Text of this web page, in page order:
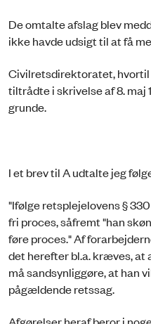
De omtalte afslag blev
ikke havde udsigt til at få
Civilretsdirektoratet, hvortil
tiltrådte i skrivelse af 8. maj
grunde.
I et brev til A udtalte jeg
"Ifølge retsplejelovens §
fri proces, såfremt "han
føre proces." Af
det herefter bl.a. kræves, at
må sandsynliggøre, at han
pågældende retssag.